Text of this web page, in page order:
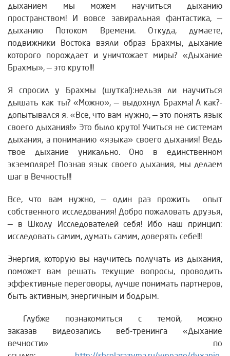
дыханием мы можем научиться дыханию
пространством! И вовсе завиральная фантастика, —
дыханию Потоком Времени. Откуда, думаете,
подвижники Востока взяли образ Брахмы, дыхание
которого порождает и уничтожает миры? «Дыхание
Брахмы», — это круто!!!
Я спросил у Брахмы (шутка!):нельзя ли научиться
дышать как ты? «Можно», — выдохнул Брахма! А как?-
допытывался я. «Все, что вам нужно, — это понять язык
своего дыхания!» Это было круто! Учиться не системам
дыхания, а пониманию «языка» своего дыхания! Ведь
твое дыхание уникально. Оно в единственном
экземпляре! Познав язык своего дыхания, мы делаем
шаг в Вечность!!!
Все, что вам нужно, — один раз прожить опыт
собственного исследования! Добро пожаловать друзья,
— в Школу Исследователей себя! Ибо наш принцип:
исследовать самим, думать самим, доверять себе!!!
Энергия, которую вы научитесь получать из дыхания,
поможет вам решать текущие вопросы, проводить
эффективные переговоры, лучше понимать партнеров,
быть активным, энергичным и бодрым.
Глубже познакомиться с темой, можно
заказав видеозапись веб-тренинга «Дыхание
вечности» по